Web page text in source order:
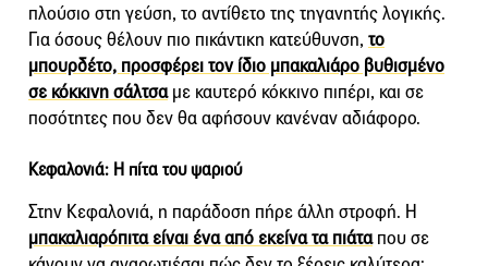
πλούσιο στη γεύση, το αντίθετο της τηγανητής λογικής.
Για όσους θέλουν πιο πικάντικη κατεύθυνση, το
μπουρδέτο, προσφέρει τον ίδιο μπακαλιάρο βυθισμένο
σε κόκκινη σάλτσαμε καυτερό κόκκινο πιπέρι, και σε
ποσότητες που δεν θα αφήσουν κανέναν αδιάφορο.
Κεφαλονιά: Η πίτα του ψαριού
Στην Κεφαλονιά, η παράδοση πήρε άλλη στροφή. Η
μπακαλιαρόπιτα είναι ένα από εκείνα τα πιάταπου σε